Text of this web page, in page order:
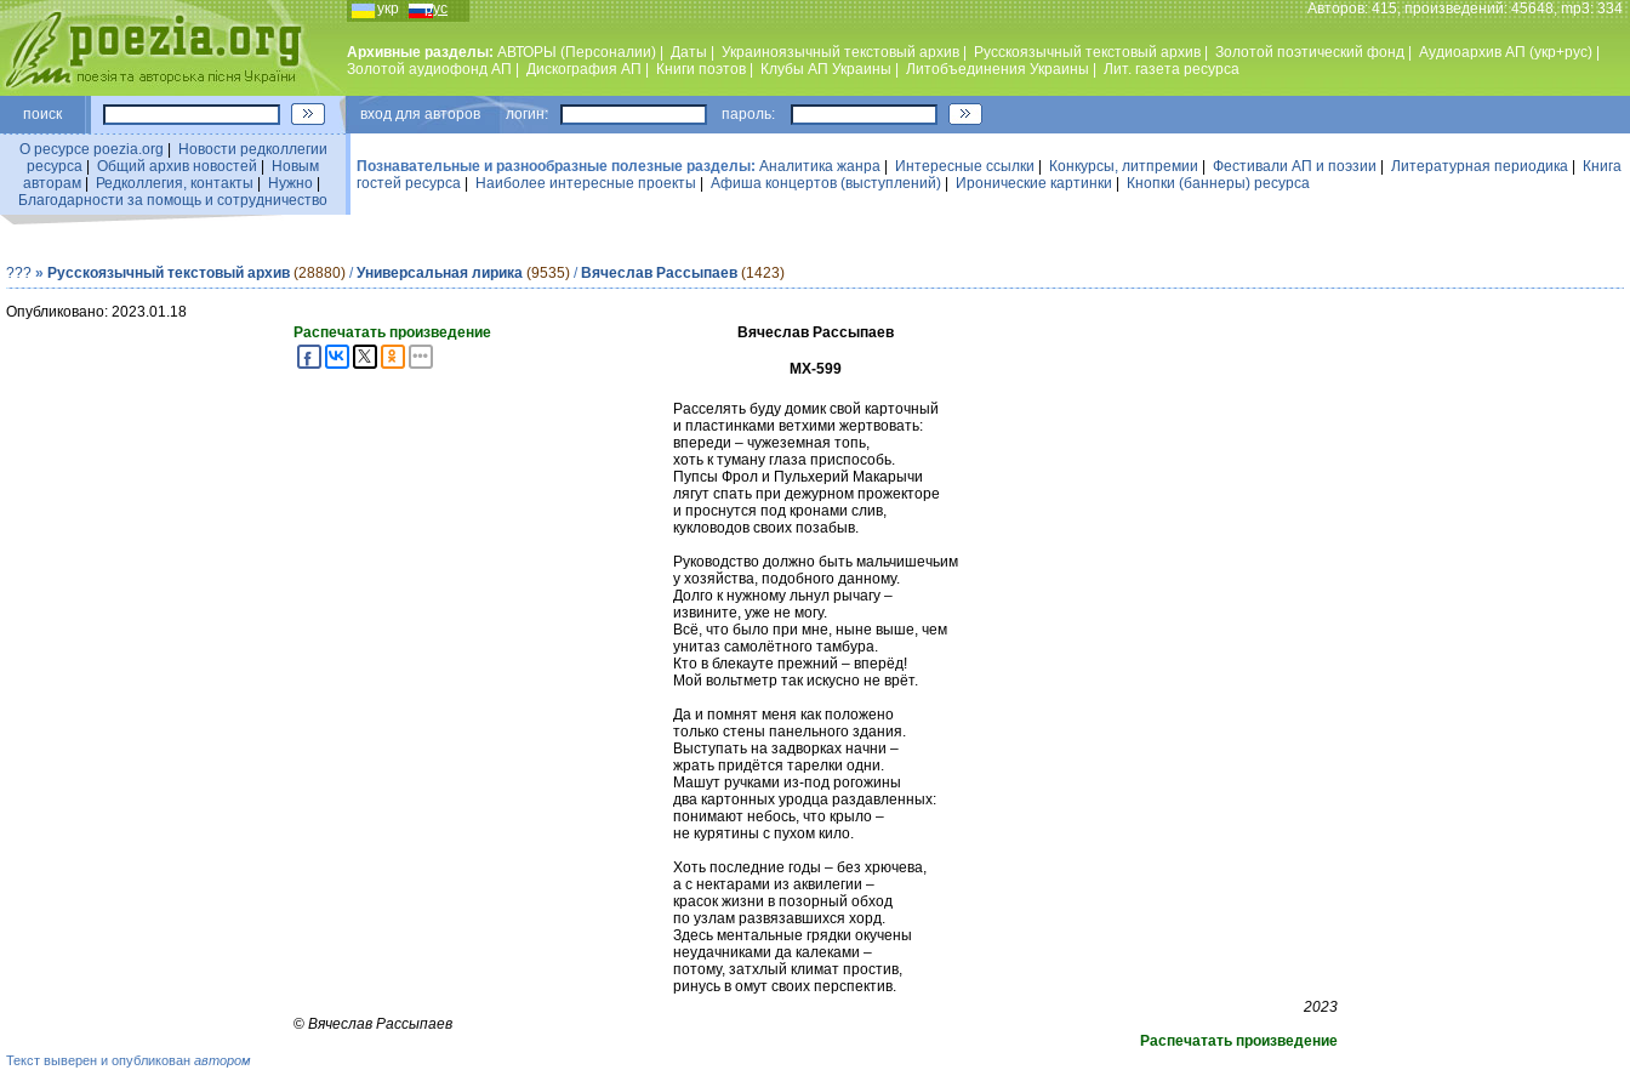
укр рус Авторов: 415, произведений: 45648, mp3: 334
Архивные разделы: АВТОРЫ (Персоналии) Даты Украиноязычный текстовый архив Русскоязычный текстовый архив Золотой поэтический фонд Аудиоархив АП (укр+рус)
Золотой аудиофонд АП
Дискография АП Книги поэтов Клубы АП Украины Литобъединения Украины Лит. газета ресурса
поиск вход для авторов логин: пароль:
О ресурсе poezia.org
Новости редколлегии
ресурса
Общий архив новостей
Новым
авторам| Редколлегия, контакты Нужно|
Благодарности за помощь и сотрудничество
Познавательные и разнообразные полезные разделы: Аналитика жанра Интересные ссылки Конкурсы, литпремии Фестивали АП и поэзии Литературная периодика
Книга
гостей ресурса
Наиболее интересные проекты Афиша концертов (выступлений) Иронические картинки Кнопки (баннеры) ресурса
??? » Русскоязычный текстовый архив (28880) /Универсальная лирика (9535) / Вячеслав Рассыпаев (1423)
Опубликовано: 2023.01.18
Распечатать произведение
Вячеслав Рассыпаев
МХ-599
Расселять буду домик свой карточный
и пластинками ветхими жертвовать:
впереди – чужеземная топь,
хоть к туману глаза приспособь.
Пупсы Фрол и Пульхерий Макарычи
лягут спать при дежурном прожекторе
и проснутся под кронами слив,
кукловодов своих позабыв.
Руководство должно быть мальчишечьим
у хозяйства, подобного данному.
Долго к нужному льнул рычагу –
извините, уже не могу.
Всё, что было при мне, ныне выше, чем
унитаз самолётного тамбура.
Кто в блекауте прежний – вперёд!
Мой вольтметр так искусно не врёт.
Да и помнят меня как положено
только стены панельного здания.
Выступать на задворках начни –
жрать придётся тарелки одни.
Машут ручками из-под рогожины
два картонных уродца раздавленных:
понимают небось, что крыло –
не курятины с пухом кило.
Хоть последние годы – без хрючева,
а с нектарами из аквилегии –
красок жизни в позорный обход
по узлам развязавшихся хорд.
Здесь ментальные грядки окучены
неудачниками да калеками –
потому, затхлый климат простив,
ринусь в омут своих перспектив.
2023
© Вячеслав Рассыпаев
Распечатать произведение
Текст выверен и опубликован автором